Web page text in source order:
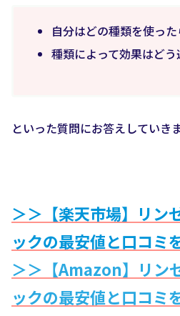
自分はどの種類を使っ
種類によって効果はどう
といった質問にお答えしていき
＞＞【楽天市場】リン
ックの最安値と口コミ
＞＞【Amazon】 リン
ックの最安値と口コミ